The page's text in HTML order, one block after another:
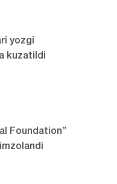
yozgi
kuzatildi
Foundation”